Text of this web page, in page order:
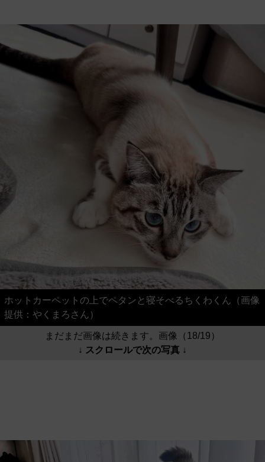
ホットカーペットの上でペタンと寝そべるちくわくん（画像
提供：やくまろさん）
まだまだ画像は続きます。画像（18/19）
↓ スクロールで次の写真 ↓